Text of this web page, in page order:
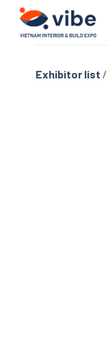
Skip
content
Exhibitor list /